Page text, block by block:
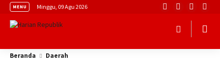
MENU Minggu, 09 Agu 2026
Beranda Daerah